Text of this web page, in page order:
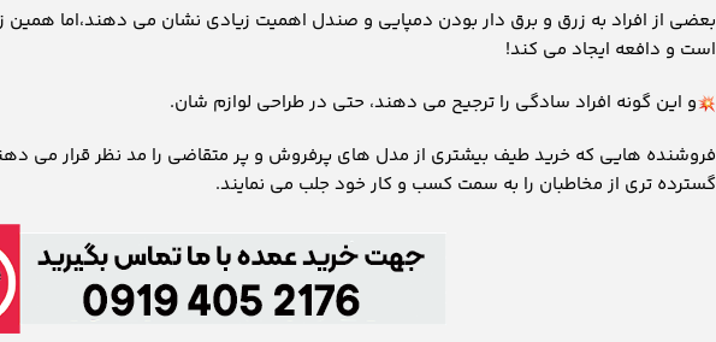
بعضی از افراد به زرق و برق دار بودن دمپایی و صندل اهمیت زیادی نشان می دهند،اما همین
است و دافعه ایجاد می کند!
و این گونه افراد سادگی را ترجیح می دهند، حتی در طراحی لوازم شان.
فروشنده هایی که خرید طیف بیشتری از مدل های پرفروش و پر متقاضی را مد نظر قرار می
گسترده تری از مخاطبان را به سمت کسب و کار خود جلب می نمایند.